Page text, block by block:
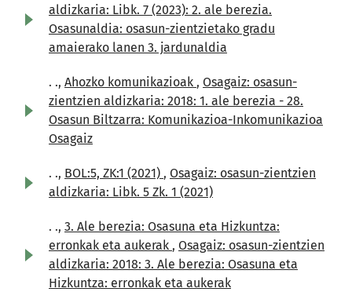
aldizkaria: Libk. 7 (2023): 2. ale berezia.
Osasunaldia: osasun-zientzietako gradu
amaierako lanen 3. jardunaldia
. ., Ahozko komunikazioak , Osagaiz: osasun-
zientzien aldizkaria: 2018: 1. ale berezia - 28.
Osasun Biltzarra: Komunikazioa-Inkomunikazioa
Osagaiz
. ., BOL:5, ZK:1 (2021) , Osagaiz: osasun-zientzien
aldizkaria: Libk. 5 Zk. 1 (2021)
. ., 3. Ale berezia: Osasuna eta Hizkuntza:
erronkak eta aukerak , Osagaiz: osasun-zientzien
aldizkaria: 2018: 3. Ale berezia: Osasuna eta
Hizkuntza: erronkak eta aukerak